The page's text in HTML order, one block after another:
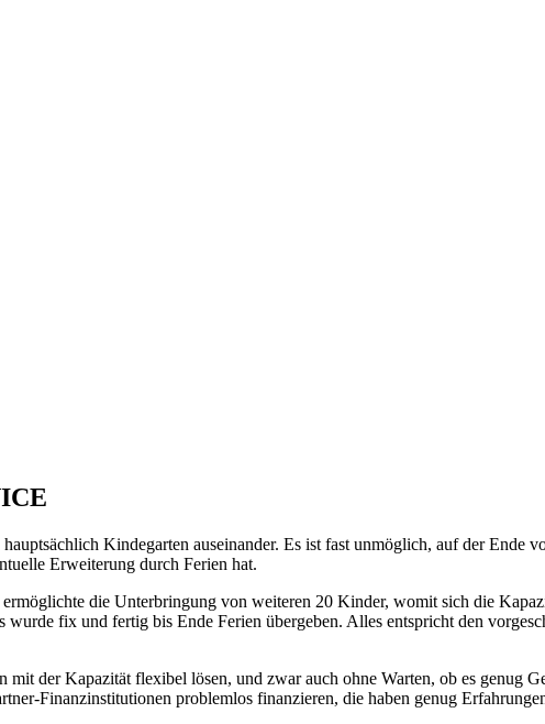
Kindegarten auseinander. Es ist fast unmöglich, auf der Ende
Erweiterung durch Ferien hat.
die Unterbringung von weiteren 20 Kinder, womit sich die
fix und fertig bis Ende Ferien übergeben. Alles entspricht den
der Kapazität flexibel lösen, und zwar auch ohne Warten, ob es genug
Finanzinstitutionen problemlos finanzieren, die haben genug